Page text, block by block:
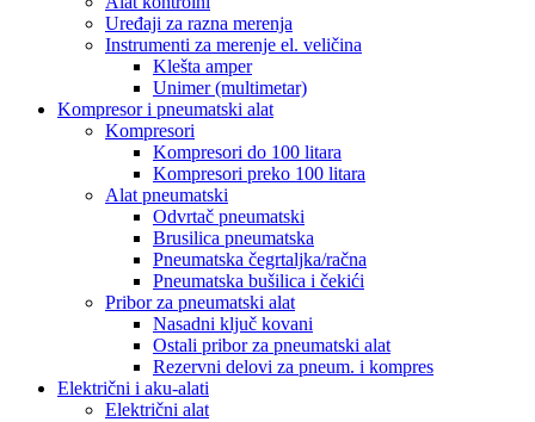
Uređaji za razna merenja
Instrumenti za merenje el. veličina
Klešta amper
Unimer (multimetar)
Kompresor i pneumatski alat
Kompresori
Kompresori do 100 litara
Kompresori preko 100 litara
Alat pneumatski
Odvrtač pneumatski
Brusilica pneumatska
Pneumatska čegrtaljka/račna
Pneumatska bušilica i čekići
Pribor za pneumatski alat
Nasadni ključ kovani
Ostali pribor za pneumatski alat
Rezervni delovi za pneum. i kompres
Električni i aku-alati
Električni alat